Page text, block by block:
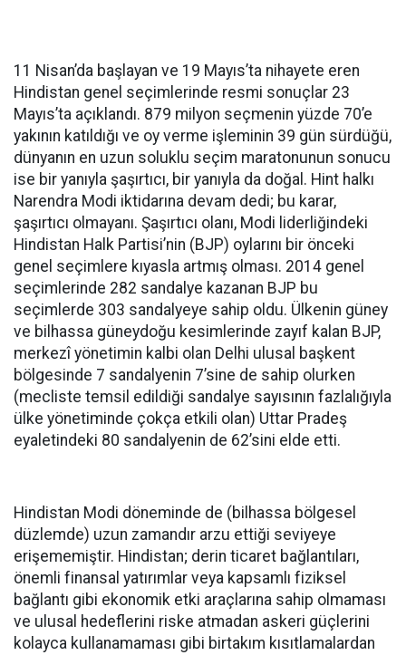
11 Nisan’da başlayan ve 19 Mayıs’ta nihayete eren
Hindistan genel seçimlerinde resmi sonuçlar 23
Mayıs’ta açıklandı. 879 milyon seçmenin yüzde 70’e
yakının katıldığı ve oy verme işleminin 39 gün sürdüğü,
dünyanın en uzun soluklu seçim maratonunun sonucu
ise bir yanıyla şaşırtıcı, bir yanıyla da doğal. Hint halkı
Narendra Modi iktidarına devam dedi; bu karar,
şaşırtıcı olmayanı. Şaşırtıcı olanı, Modi liderliğindeki
Hindistan Halk Partisi’nin (BJP) oylarını bir önceki
genel seçimlere kıyasla artmış olması. 2014 genel
seçimlerinde 282 sandalye kazanan BJP bu
seçimlerde 303 sandalyeye sahip oldu. Ülkenin güney
ve bilhassa güneydoğu kesimlerinde zayıf kalan BJP,
merkezî yönetimin kalbi olan Delhi ulusal başkent
bölgesinde 7 sandalyenin 7’sine de sahip olurken
(mecliste temsil edildiği sandalye sayısının fazlalığıyla
ülke yönetiminde çokça etkili olan) Uttar Pradeş
eyaletindeki 80 sandalyenin de 62’sini elde etti.
Hindistan Modi döneminde de (bilhassa bölgesel
düzlemde) uzun zamandır arzu ettiği seviyeye
erişememiştir. Hindistan; derin ticaret bağlantıları,
önemli finansal yatırımlar veya kapsamlı fiziksel
bağlantı gibi ekonomik etki araçlarına sahip olmaması
ve ulusal hedeflerini riske atmadan askeri güçlerini
kolayca kullanamaması gibi birtakım kısıtlamalardan